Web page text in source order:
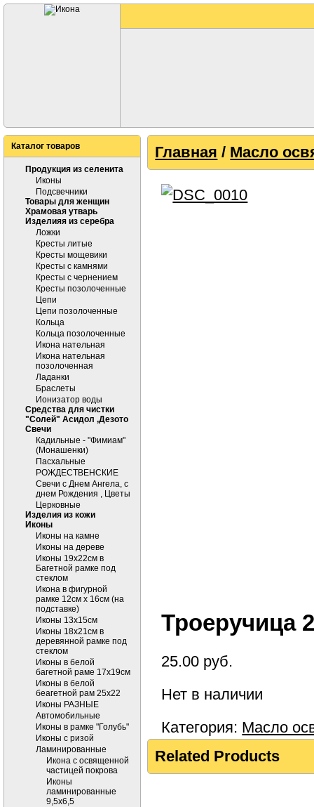
Каталог товаров
Продукция из селенита
Иконы
Подсвечники
Товары для женщин
Храмовая утварь
Изделияя из серебра
Ложки
Кресты литые
Кресты мощевики
Кресты с камнями
Кресты с чернением
Кресты позолоченные
Цепи
Цепи позолоченные
Кольца
Кольца позолоченные
Икона нательная
Икона нательная
позолоченная
Ладанки
Браслеты
Ионизатор воды
Средства для чистки
"Солей" Асидол ,Дезото
Cвечи
Кадильные - "Фимиам"
(Монашенки)
Пасхальные
РОЖДЕСТВЕНСКИЕ
Свечи с Днем Ангела, с
днем Рождения , Цветы
Церковные
Изделия из кожи
Иконы
Иконы на камне
Иконы на дереве
Иконы 19х22см в
Багетной рамке под
стеклом
Икона в фигурной
рамке 12см х 16см (на
подставке)
Иконы 13х15см
Иконы 18х21см в
деревянной рамке под
стеклом
Иконы в белой
багетной раме 17х19см
Иконы в белой
беагетной рам 25х22
Иконы РАЗНЫЕ
Автомобильные
Иконы в рамке "Голубь"
Иконы с ризой
Ламинированные
Икона с освященной
частицей покрова
Иконы
ламинированные
9,5х6,5
Главная / Масло
Троеручица
25.00 руб.
Нет в наличии
Категория: Масло
Related Products